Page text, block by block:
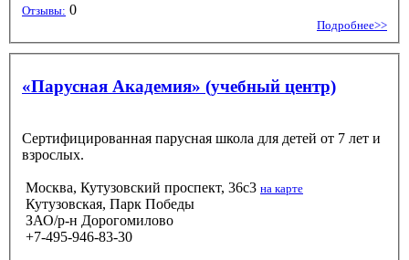
Отзывы: 0
Подробнее>>
«Парусная Академия» (учебный центр)
Сертифицированная парусная школа для детей от 7 лет и
взрослых.
Москва, Кутузовский проспект, 36с3 на карте
Кутузовская, Парк Победы
ЗАО/р-н Дорогомилово
+7-495-946-83-30